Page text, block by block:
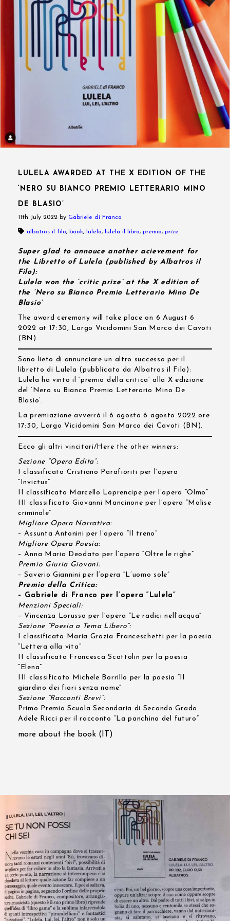
LULELA AWARDED AT THE X EDITION OF THE
‘NERO SU BIANCO PREMIO LETTERARIO MINO
DE BLASIO’
11th July 2022 by Gabriele di Franco
albatros il filo, book, lulela, lulela il libro, premio, prize
Super glad to annouce another acievement for
the Libretto of Lulela (published by Albatros il
Filo):
Lulela won the ‘critic prize’ at the X edition of
the ‘Nero su Bianco Premio Letterario Mino De
Blasio’
The award ceremony will take place on 6 August 6
2022 at 17:30, Largo Vicidomini San Marco dei Cavoti
(BN).
Sono lieto di annunciare un altro successo per il
libretto di Lulela (pubblicato da Albatros il Filo):
Lulela ha vinto il ‘premio della critica’ alla X edizione
del ‘Nero su Bianco Premio Letterario Mino De
Blasio’.
La premiazione avverrà il 6 agosto 6 agosto 2022 ore
17:30, Largo Vicidomini San Marco dei Cavoti (BN).
Ecco gli altri vincitori/Here the other winners:
Sezione “Opera Edita”:
I classificato Cristiano Parafioriti per l’opera
“Invictus”
II classificato Marcello Loprencipe per l’opera “Olmo”
III classificato Giovanni Mancinone per l’opera “Molise
criminale”
Migliore Opera Narrativa:
– Assunta Antonini per l’opera “Il treno”
Migliore Opera Poesia:
– Anna Maria Deodato per l’opera “Oltre le righe”
Premio Giuria Giovani:
– Saverio Giannini per l’opera “L’uomo sole”
Premio della Critica:
– Gabriele di Franco per l’opera “Lulela”
Menzioni Speciali:
– Vincenza Lorusso per l’opera “Le radici nell’acqua”
Sezione “Poesia a Tema Libero”:
I classificata Maria Grazia Franceschetti per la poesia
“Lettera alla vita”
II classificata Francesca Scattolin per la poesia
“Elena”
III classificato Michele Borrillo per la poesia “Il
giardino dei fiori senza nome”
Sezione “Racconti Brevi”:
Primo Premio Scuola Secondaria di Secondo Grado:
Adele Ricci per il racconto “La panchina del futuro”
more about the book (IT)